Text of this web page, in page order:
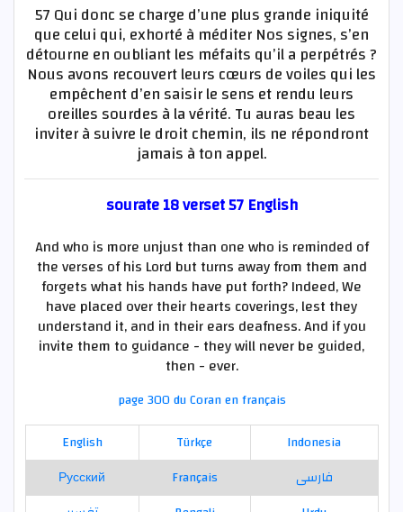
57 Qui donc se charge d’une plus grande iniquité
que celui qui, exhorté à méditer Nos signes, s’en
détourne en oubliant les méfaits qu’il a perpétrés ?
Nous avons recouvert leurs cœurs de voiles qui les
empêchent d’en saisir le sens et rendu leurs
oreilles sourdes à la vérité. Tu auras beau les
inviter à suivre le droit chemin, ils ne répondront
jamais à ton appel.
sourate 18 verset 57 English
And who is more unjust than one who is reminded of
the verses of his Lord but turns away from them and
forgets what his hands have put forth? Indeed, We
have placed over their hearts coverings, lest they
understand it, and in their ears deafness. And if you
invite them to guidance - they will never be guided,
then - ever.
page 300 du Coran en français
English
Türkçe
Indonesia
Русский
Français
فارسی